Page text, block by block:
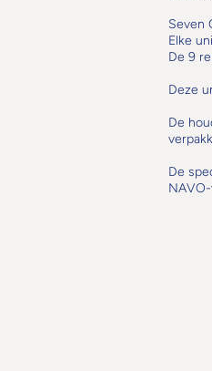
Seven
Elke
De 9
Deze
De
De